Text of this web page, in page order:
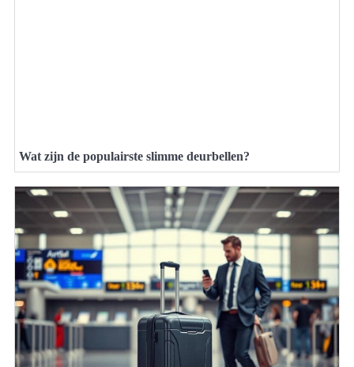
Wat zijn de populairste slimme deurbellen?